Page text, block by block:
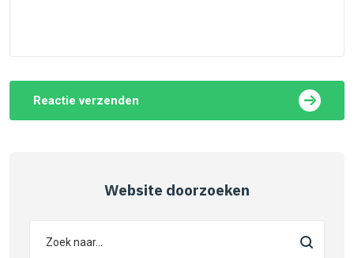
Reactie verzenden
Website doorzoeken